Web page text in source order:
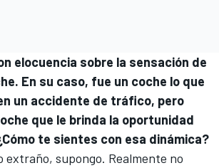
elocuencia sobre la sensación de
En su caso, fue un coche lo que
un accidente de tráfico, pero
que le brinda la oportunidad
te sientes con esa dinámica?
extraño, supongo. Realmente no